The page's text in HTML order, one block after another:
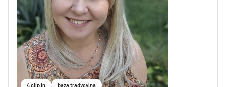
4 clip in baza tradycyjna